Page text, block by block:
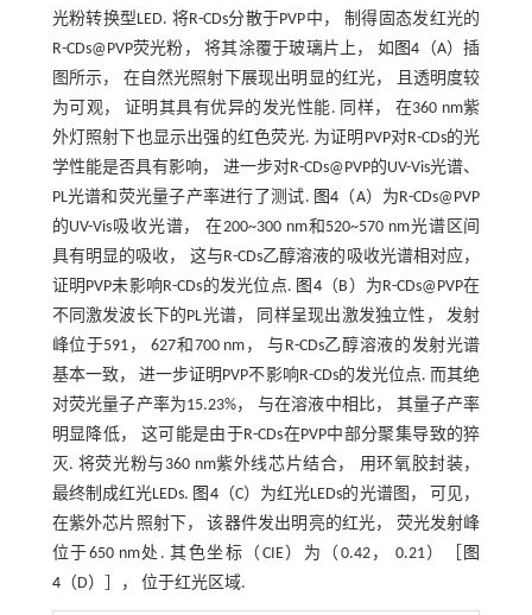
光粉转换型LED. 将R-CDs分散于PVP中， 制得固态发红光的
R-CDs@PVP荧光粉， 将其涂覆于玻璃片上， 如 图4 （A）插
图所示， 在自然光照射下展现出明显的红光， 且透明度较
为可观， 证明其具有优异的发光性能. 同样， 在360 nm紫
外灯照射下也显示出强的红色荧光. 为证明PVP对R-CDs的光
学性能是否具有影响， 进一步对R-CDs@PVP的UV-Vis光谱、
PL光谱和荧光量子产率进行了测试. 图4 （A）为R-CDs@PVP
的UV-Vis吸收光谱， 在200~300 nm和520~570 nm光谱区间
具有明显的吸收， 这与R-CDs乙醇溶液的吸收光谱相对应，
证明PVP未影响R-CDs的发光位点. 图4（B）为R-CDs@PVP在
不同激发波长下的PL光谱， 同样呈现出激发独立性， 发射
峰位于591， 627和700 nm， 与R-CDs乙醇溶液的发射光谱
基本一致， 进一步证明PVP不影响R-CDs的发光位点. 而其绝
对荧光量子产率为15.23%， 与在溶液中相比， 其量子产率
明显降低， 这可能是由于R-CDs在PVP中部分聚集导致的猝
灭. 将荧光粉与360 nm紫外线芯片结合， 用环氧胶封装，
最终制成红光LEDs. 图4（C）为红光LEDs的光谱图， 可见，
在紫外芯片照射下， 该器件发出明亮的红光， 荧光发射峰
位于650 nm处. 其色坐标（CIE）为（0.42， 0.21）［
图
4（D）］， 位于红光区域.